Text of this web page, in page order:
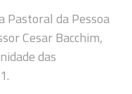
Pastoral da Pessoa
Cesar Bacchim,
das